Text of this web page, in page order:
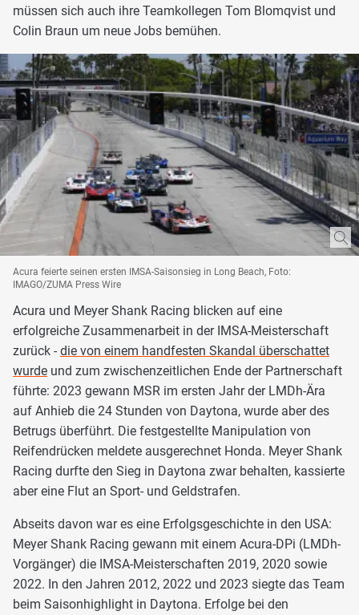
müssen sich auch ihre Teamkollegen Tom Blomqvist und
Colin Braun um neue Jobs bemühen.
Acura feierte seinen ersten IMSA-Saisonsieg in Long Beach, Foto:
IMAGO/ZUMA Press Wire
Acura und Meyer Shank Racing blicken auf eine
erfolgreiche Zusammenarbeit in der IMSA-Meisterschaft
zurück - die von einem handfesten Skandal überschattet
wurde und zum zwischenzeitlichen Ende der Partnerschaft
führte: 2023 gewann MSR im ersten Jahr der LMDh-Ära
auf Anhieb die 24 Stunden von Daytona, wurde aber des
Betrugs überführt. Die festgestellte Manipulation von
Reifendrücken meldete ausgerechnet Honda. Meyer Shank
Racing durfte den Sieg in Daytona zwar behalten, kassierte
aber eine Flut an Sport- und Geldstrafen.
Abseits davon war es eine Erfolgsgeschichte in den USA:
Meyer Shank Racing gewann mit einem Acura-DPi (LMDh-
Vorgänger) die IMSA-Meisterschaften 2019, 2020 sowie
2022. In den Jahren 2012, 2022 und 2023 siegte das Team
beim Saisonhighlight in Daytona. Erfolge bei den